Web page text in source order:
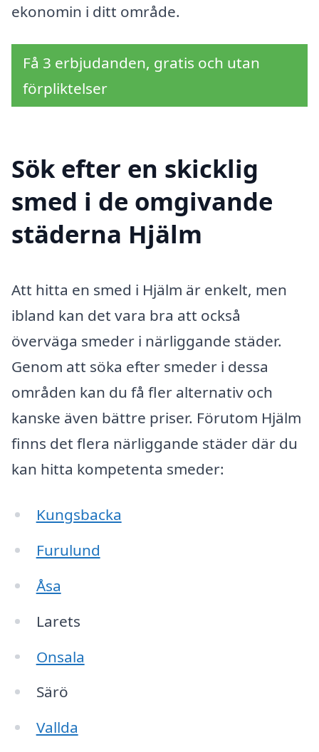
ekonomin i ditt område.
Få 3 erbjudanden, gratis och utan
förpliktelser
Sök efter en skicklig
smed i de omgivande
städerna Hjälm
Att hitta en smed i Hjälm är enkelt, men
ibland kan det vara bra att också
överväga smeder i närliggande städer.
Genom att söka efter smeder i dessa
områden kan du få fler alternativ och
kanske även bättre priser. Förutom Hjälm
finns det flera närliggande städer där du
kan hitta kompetenta smeder:
Kungsbacka
Furulund
Åsa
Larets
Onsala
Särö
Vallda